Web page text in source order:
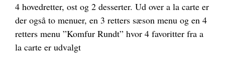
4 hovedretter, ost og 2 desserter. Ud over a la carte er
der også to menuer, en 3 retters sæson menu og en 4
retters menu ”Komfur Rundt” hvor 4 favoritter fra a
la carte er udvalgt